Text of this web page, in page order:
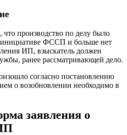
что производство по делу было
инициативе ФССП и больше нет
ИП, взыскатель должен
ранее рассматривающей дело.
согласно постановлению
о возобновлении необходимо в
заявления о